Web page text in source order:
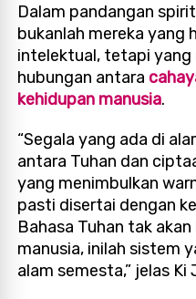
Dalam pandangan
bukanlah mereka yang
intelektual, tetapi yang
hubungan antara
kehidupan manusia.
“Segala yang ada di
antara Tuhan dan
yang menimbulkan
pasti disertai dengan
Bahasa Tuhan tak
manusia, inilah sistem
alam semesta,” jelas